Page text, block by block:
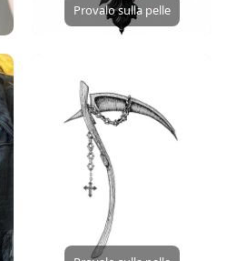
Provalo sulla pelle